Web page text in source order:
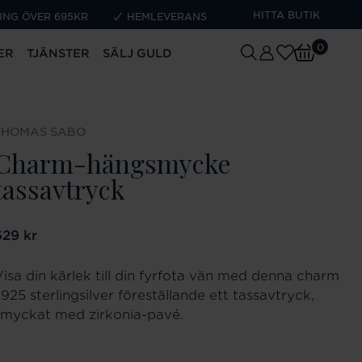
ÖVER 695KR HEMLEVERANS HITTA BUTIK
TJÄNSTER SÄLJ GULD 0
SABO
hängsmycke
:629 kr
kr
din kärlek till din fyrfota vän med denna charm
sterlingsilver föreställande ett tassavtryck,
med zirkonia-pavé.